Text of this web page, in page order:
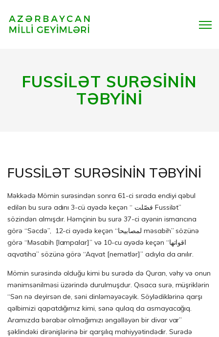
FUSSİLƏT SURƏSİNİN
TƏBYİNİ
FUSSİLƏT SURƏSİNİN TƏBYİNİ
Məkkədə Mömin surəsindən sonra 61-ci sırada endiyi qəbul
edilən bu surə adını 3-cü ayədə keçən “ فصّلت Fussilət”
sözindən almışdır. Həmçinin bu surə 37-ci ayənin ismarıcına
görə “Səcdə”, 12-ci ayədə keçən “لمصابيحا məsabih” sözünə
görə “Məsabih [lampalar]” və 10-cu ayədə keçən “اقواتها
aqvatiha” sözünə görə “Aqvat [nemətlər]” adıyla da anılır.
Mömin surəsində olduğu kimi bu surədə də Quran, vəhy və onun
mənimsənilməsi üzərində durulmuşdur. Qısaca surə, müşriklərin
“Sən nə deyirsən de, səni dinləməyəcəyik. Söylədiklərinə qarşı
qəlbimizi qapatdığımız kimi, sənə qulaq da asmayacağıq.
Aramızda bərabər olmağımızı əngəlləyən bir divar var”
şəklindəki dirənişlərinə bir qarşılıq mahiyyətindədir. Surədə